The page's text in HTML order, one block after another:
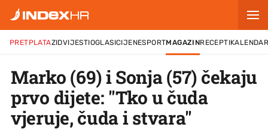
PRETPLATAZIDVIJESTIOGLASICIJENESPORTMAGAZINRECEPTI
Marko (69) i Sonja (57) čekaju
prvo dijete: "Tko u čuda
vjeruje, čuda i stvara"